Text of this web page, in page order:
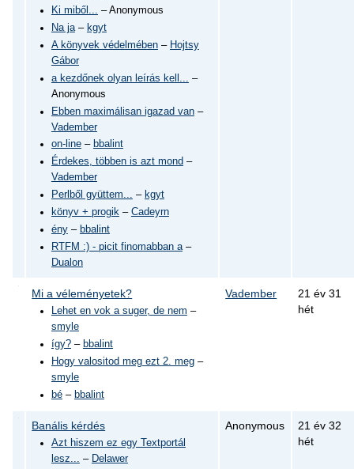
Ki miből... – Anonymous
Na ja– kgyt
A könyvek védelmében– Hojtsy
Gábor
a kezdőnek olyan leírás kell...
–
Anonymous
Ebben maximálisan igazad van–
Vadember
on-line– bbalint
Érdekes, többen is azt mond –
Vadember
Perlből gyüttem... – kgyt
könyv + progik– Cadeyrn
ény– bbalint
RTFM :) - picit finomabban a–
Dualon
Mi a véleményetek?
Lehet en vok a suger, de nem –
smyle
így?– bbalint
Hogy valositod meg ezt 2. meg–
smyle
bé– bbalint
Vadember
21 év 31
hét
Banális kérdés
Azt hiszem ez egy Textportál
lesz... – Delawer
Anonymous
21 év 32
hét